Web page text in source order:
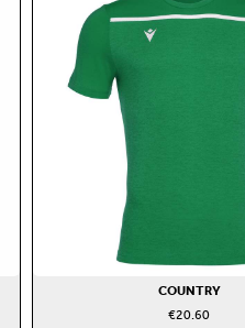
COUNTRY
€20.60